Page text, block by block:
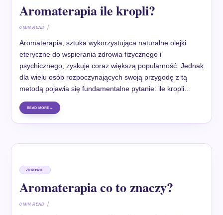
Aromaterapia ile kropli?
0 MIN READ
Aromaterapia, sztuka wykorzystująca naturalne olejki
eteryczne do wspierania zdrowia fizycznego i
psychicznego, zyskuje coraz większą popularność. Jednak
dla wielu osób rozpoczynających swoją przygodę z tą
metodą pojawia się fundamentalne pytanie: ile kropli…
READ MORE
ZDROWIE
Aromaterapia co to znaczy?
0 MIN READ